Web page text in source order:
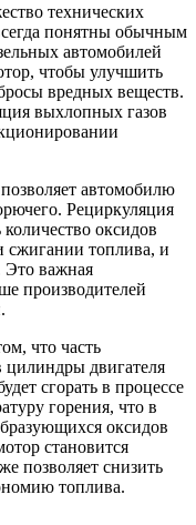
технических
понятны обычным
автомобилей
чтобы улучшить
вредных веществ.
выхлопных газов
автомобилю
Рециркуляция
оксидов
сжигании топлива, и
Это важная
производителей
что часть
цилиндры двигателя
сгорать в процессе
горения, что в
оксидов
становится
позволяет снизить
топлива.